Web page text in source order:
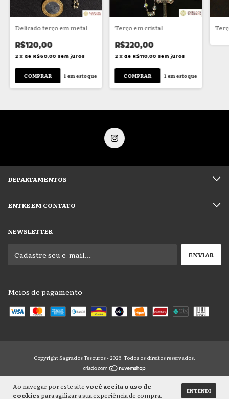
Ao navegar por este sitevocê aceita o uso de
cookies para agilizar a sua experiência de compra.
ENTENDI
Delicado terço em metal
R$120,00
2 x de R$60,00 sem juros
1 em estoque
Terço em cristal
R$220,00
2 x de R$110,00 sem juros
1 em estoque
DEPARTAMENTOS
ENTRE EM CONTATO
NEWSLETTER
Meios de pagamento
Copyright Sagrados Tesouros - 2026. Todos os direitos reservados.